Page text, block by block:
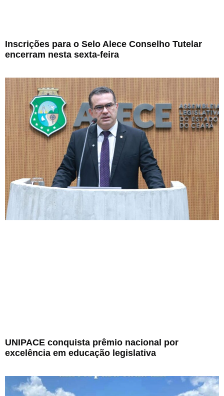
Inscrições para o Selo Alece Conselho Tutelar
encerram nesta sexta-feira
UNIPACE conquista prêmio nacional por
excelência em educação legislativa